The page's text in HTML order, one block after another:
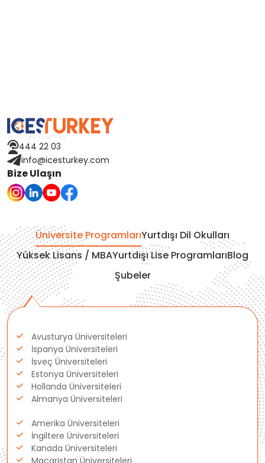
444 22 03
info@icesturkey.com
Bize Ulaşın
Üniversite ProgramlarıYurtdışı Dil Okulları
Yüksek Lisans / MBAYurtdışı Lise ProgramlarıBlog
Şubeler
Avusturya Üniversiteleri
İspanya Üniversiteleri
İsveç Üniversiteleri
Estonya Üniversiteleri
Hollanda Üniversiteleri
Almanya Üniversiteleri
Amerika Üniversiteleri
İngiltere Üniversiteleri
Kanada Üniversiteleri
Macaristan Üniversiteleri